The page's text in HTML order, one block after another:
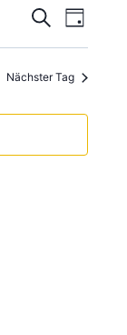
SucheTag
Nächster Tag